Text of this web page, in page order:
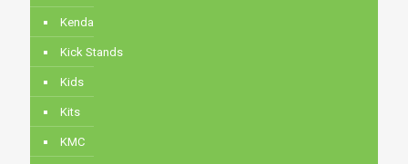
Kenda
Kick Stands
Kids
Kits
KMC